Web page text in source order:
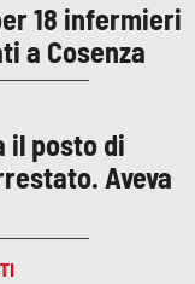
18 infermieri
a Cosenza
il posto di
Aveva